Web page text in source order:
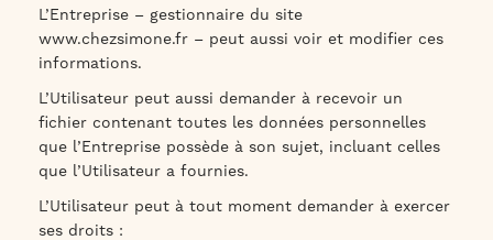
L’Entreprise – gestionnaire du site
www.chezsimone.fr – peut aussi voir et modifier ces
informations.
L’Utilisateur peut aussi demander à recevoir un
fichier contenant toutes les données personnelles
que l’Entreprise possède à son sujet, incluant celles
que l’Utilisateur a fournies.
L’Utilisateur peut à tout moment demander à exercer
ses droits :